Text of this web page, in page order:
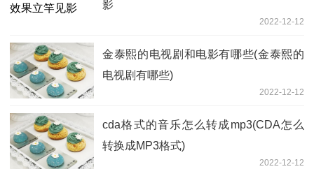
影
2022-12-12
金泰熙的电视剧和电影有哪些(金泰熙的
电视剧有哪些)
2022-12-12
cda格式的音乐怎么转成mp3(CDA怎么
转换成MP3格式)
2022-12-12